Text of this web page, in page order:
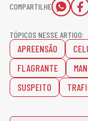
COMPARTILHE
TÓPICOS NESSE ARTIGO:
APREENSÃO
FLAGRANTE
SUSPEITO